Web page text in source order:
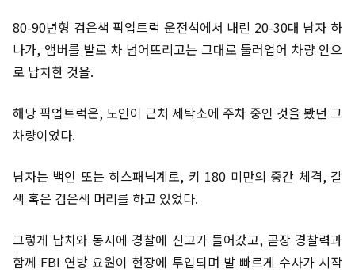
80-90년형 검은색 픽업트럭 운전석에서 내린 20-30대 남자 하
나가, 앰버를 발로 차 넘어뜨리고는 그대로 둘러업어 차량 안으
로 납치한 것을.
해당 픽업트럭은, 노인이 근처 세탁소에 주차 중인 것을 봤던 그
차량이었다.
남자는 백인 또는 히스패닉계로, 키 180 미만의 중간 체격, 갈
색 혹은 검은색 머리를 하고 있었다.
그렇게 납치와 동시에 경찰에 신고가 들어갔고, 곧장 경찰력과
함께 FBI 연방 요원이 현장에 투입되며 발 빠르게 수사가 시작